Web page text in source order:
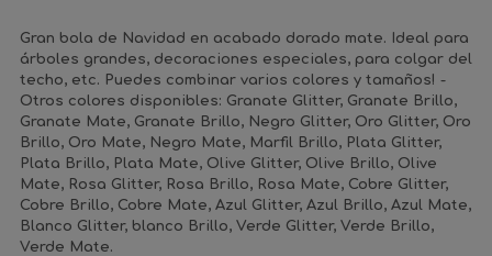
Gran bola de Navidad en acabado dorado mate. Ideal para
árboles grandes, decoraciones especiales, para colgar del
techo, etc. Puedes combinar varios colores y tamaños! -
Otros colores disponibles: Granate Glitter, Granate Brillo,
Granate Mate, Granate Brillo, Negro Glitter, Oro Glitter, Oro
Brillo, Oro Mate, Negro Mate, Marfil Brillo, Plata Glitter,
Plata Brillo, Plata Mate, Olive Glitter, Olive Brillo, Olive
Mate, Rosa Glitter, Rosa Brillo, Rosa Mate, Cobre Glitter,
Cobre Brillo, Cobre Mate, Azul Glitter, Azul Brillo, Azul Mate,
Blanco Glitter, blanco Brillo, Verde Glitter, Verde Brillo,
Verde Mate.